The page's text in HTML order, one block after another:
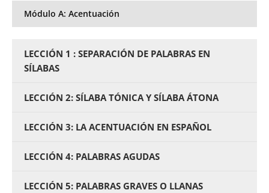
Módulo A: Acentuación
LECCIÓN 1 : SEPARACIÓN DE PALABRAS EN
SÍLABAS
LECCIÓN 2: SÍLABA TÓNICA Y SÍLABA ÁTONA
LECCIÓN 3: LA ACENTUACIÓN EN ESPAÑOL
LECCIÓN 4: PALABRAS AGUDAS
LECCIÓN 5: PALABRAS GRAVES O LLANAS